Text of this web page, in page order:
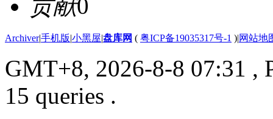
贡献0
Archiver|手机版|小黑屋|盘库网 ( 粤ICP备19035317号-1 )|网站地
GMT+8, 2026-8-8 07:31 ,
15 queries .